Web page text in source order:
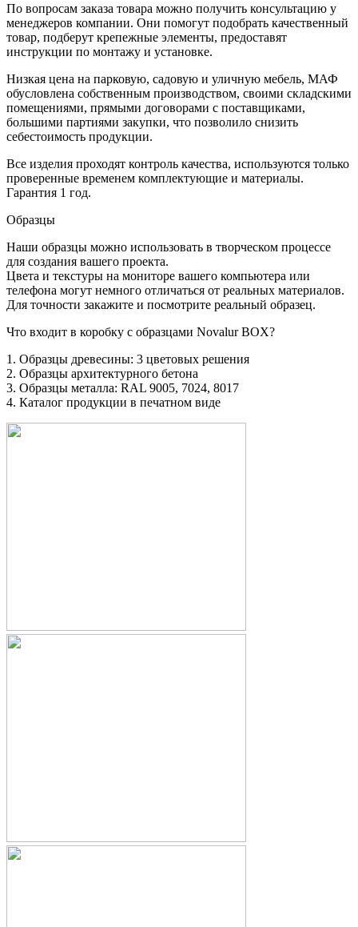
По вопросам заказа товара можно получить консультацию у
менеджеров компании. Они помогут подобрать качественный
товар, подберут крепежные элементы, предоставят
инструкции по монтажу и установке.
Низкая цена на парковую, садовую и уличную мебель, МАФ
обусловлена собственным производством, своими складскими
помещениями, прямыми договорами с поставщиками,
большими партиями закупки, что позволило снизить
себестоимость продукции.
Все изделия проходят контроль качества, используются только
проверенные временем комплектующие и материалы.
Гарантия 1 год.
Образцы
Наши образцы можно использовать в творческом процессе
для создания вашего проекта.
Цвета и текстуры на мониторе вашего компьютера или
телефона могут немного отличаться от реальных материалов.
Для точности закажите и посмотрите реальный образец.
Что входит в коробку с образцами Novalur BOX?
1. Образцы древесины: 3 цветовых решения
2. Образцы архитектурного бетона
3. Образцы металла: RAL 9005, 7024, 8017
4. Каталог продукции в печатном виде